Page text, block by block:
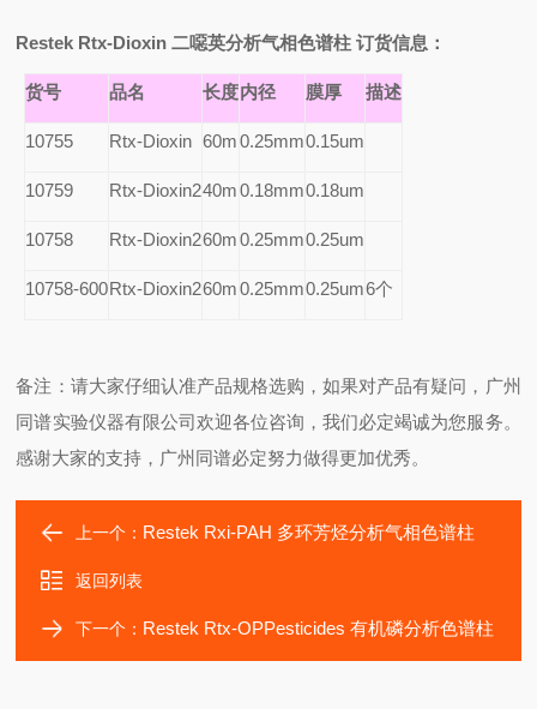
Restek Rtx-Dioxin二噁英分析气相色谱柱 订货信息：
货号 品名 长度内径 膜厚 描述
10755 Rtx-Dioxin 60m0.25mm0.15um
10759 Rtx-Dioxin240m0.18mm0.18um
10758 Rtx-Dioxin260m0.25mm0.25um
10758-600Rtx-Dioxin260m0.25mm0.25um6个
备注：请大家仔细认准产品规格选购，如果对产品有疑问，广州
同谱实验仪器有限公司欢迎各位咨询，我们必定竭诚为您服务。
感谢大家的支持，广州同谱必定努力做得更加优秀。
上一个： Restek Rxi-PAH 多环芳烃分析气相色谱柱
返回列表
下一个： Restek Rtx-OPPesticides 有机磷分析色谱柱